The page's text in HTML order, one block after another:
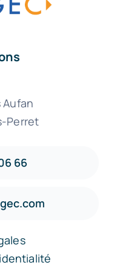
Aufan
Perret
66